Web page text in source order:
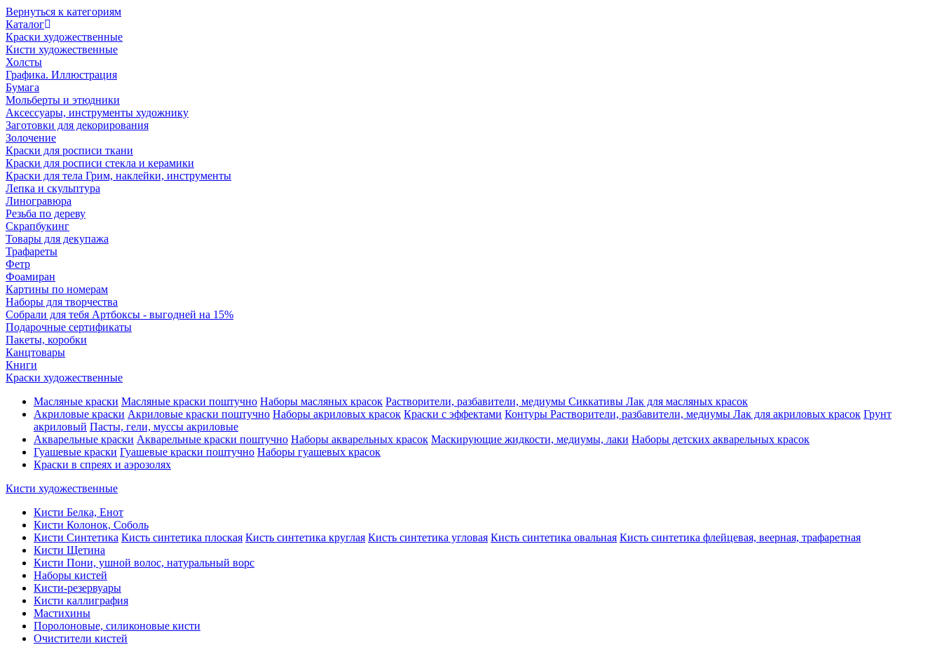
Вернуться к категориям
Каталог
Краски художественные
Кисти художественные
Холсты
Графика. Иллюстрация
Бумага
Мольберты и этюдники
Аксессуары, инструменты художнику
Заготовки для декорирования
Золочение
Краски для росписи ткани
Краски для росписи стекла и керамики
Краски для тела Грим, наклейки, инструменты
Лепка и скульптура
Линогравюра
Резьба по дереву
Скрапбукинг
Товары для декупажа
Трафареты
Фетр
Фоамиран
Картины по номерам
Наборы для творчества
Собрали для тебя Артбоксы - выгодней на 15%
Подарочные сертификаты
Пакеты, коробки
Канцтовары
Книги
Краски художественные
Масляные краски Масляные краски поштучно Наборы масляных красок Растворители, разбавители, медиумы Сиккативы Лак для масляных красок
Акриловые краски Акриловые краски поштучно Наборы акриловых красок Краски с эффектами Контуры Растворители, разбавители, медиумы Лак для акриловых красок Грунт
акриловый Пасты, гели, муссы акриловые
Акварельные краски Акварельные краски поштучно Наборы акварельных красок Маскирующие жидкости, медиумы, лаки Наборы детских акварельных красок
Гуашевые краски Гуашевые краски поштучно Наборы гуашевых красок
Краски в спреях и аэрозолях
Кисти художественные
Кисти Белка, Енот
Кисти Колонок, Соболь
Кисти Синтетика Кисть синтетика плоская Кисть синтетика круглая Кисть синтетика угловая Кисть синтетика овальная Кисть синтетика флейцевая, веерная, трафаретная
Кисти Щетина
Кисти Пони, ушной волос, натуральный ворс
Наборы кистей
Кисти-резервуары
Кисти каллиграфия
Мастихины
Поролоновые, силиконовые кисти
Очистители кистей